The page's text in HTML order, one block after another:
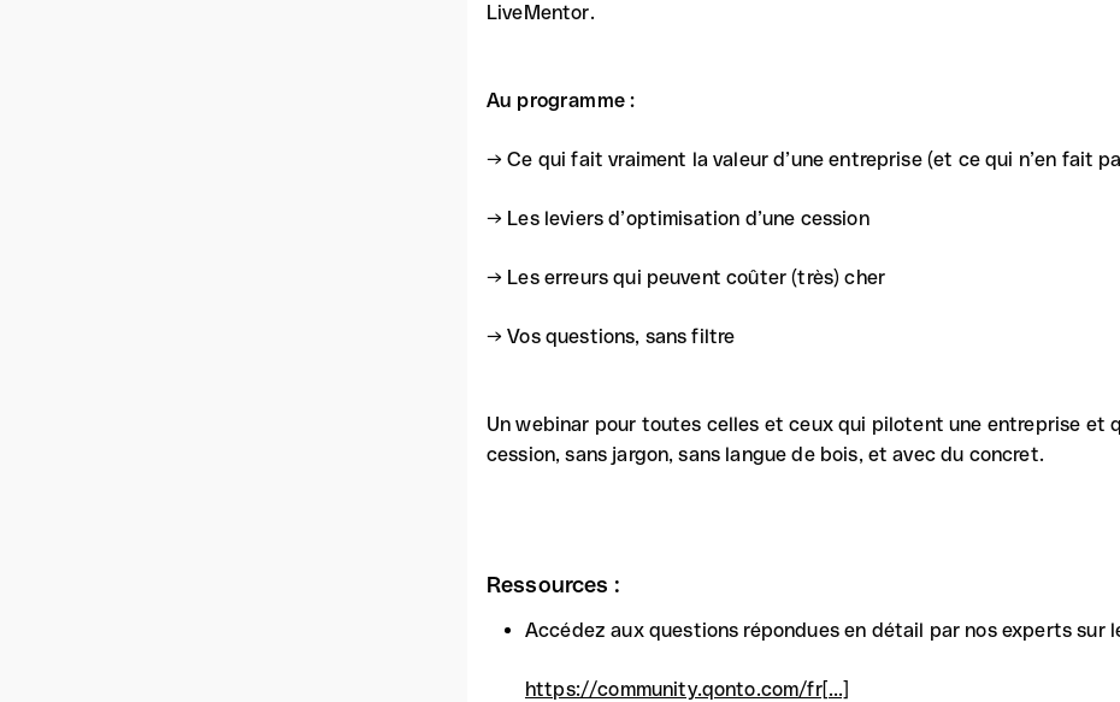
LiveMentor.
Au programme :
→ Ce qui fait vraiment la valeur d’une entreprise (et ce qui n’en fait
→ Les leviers d’optimisation d’une cession
→ Les erreurs qui peuvent coûter (très) cher
→ Vos questions, sans filtre
Un webinar pour toutes celles et ceux qui pilotent une entreprise et
cession, sans jargon, sans langue de bois, et avec du concret.
Ressources :
Accédez aux questions répondues en détail par nos experts sur
https://community.qonto.com/fr[...]